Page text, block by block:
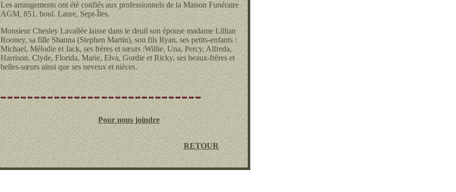
Les arrangements ont été confiés aux professionnels de la Maison Funéraire
AGM, 851, boul. Laure, Sept-Îles.
Monsieur Chesley Lavallée laisse dans le deuil son épouse madame Lillian
Rooney, sa fille Shanna (Stephen Martin), son fils Ryan, ses petits-enfants :
Michael, Mélodie et Jack, ses frères et sœurs :Willie, Una, Percy, Alfreda,
Harrison, Clyde, Florida, Marie, Elva, Gordie et Ricky, ses beaux-frères et
belles-sœurs ainsi que ses neveux et nièces.
Pour nous joindre
RETOUR